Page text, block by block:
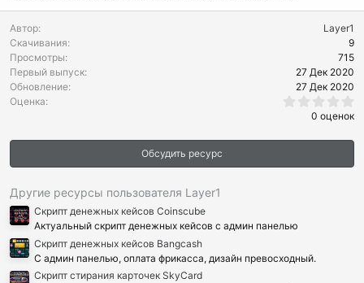
Автор
Layer1
Скачивания
9
Просмотры
715
Первый выпуск
27 Дек 2020
Обновление
27 Дек 2020
Оценка
.
0
з
ё
0 оценок
Обсудить ресурс
Другие ресурсы пользователя Layer1
Скрипт денежных кейсов Coinscube
Актуальный скрипт денежных кейсов с админ панелью
Скрипт денежных кейсов Bangcash
С админ панелью, оплата фрикасса, дизайн превосходный.
Скрипт стирания карточек SkyCard